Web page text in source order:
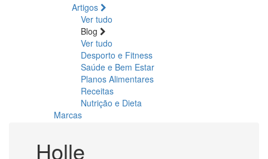
Artigos
Ver tudo
Blog
Ver tudo
Desporto e Fitness
Saúde e Bem Estar
Planos Alimentares
Receitas
Nutrição e Dieta
Marcas
Holle